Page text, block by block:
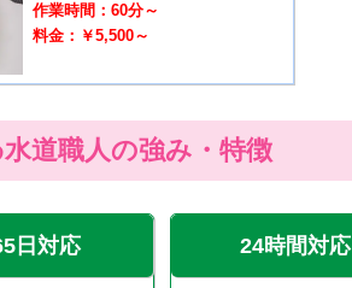
作業時間：60分～
料金：￥5,500～
道職人の強み・特徴
日対応 24時間対応